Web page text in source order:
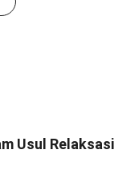
Usul